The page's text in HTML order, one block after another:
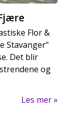
Flor &
Stavanger"
Det blir
og
Les mer